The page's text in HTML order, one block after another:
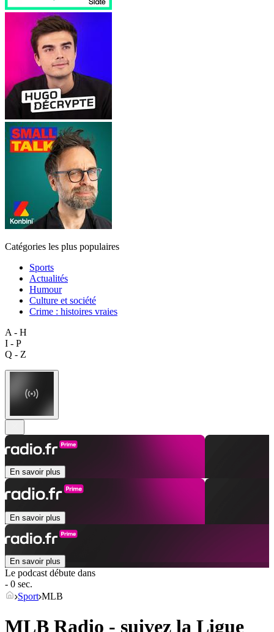
Catégories les plus populaires
Sports
Actualités
Humour
Culture et société
Crime : histoires vraies
A - H
I - P
Q - Z
En savoir plus
En savoir plus
En savoir plus
Le podcast débute dans
- 0 sec.
Sport MLB
MLB Radio - suivez la Ligue